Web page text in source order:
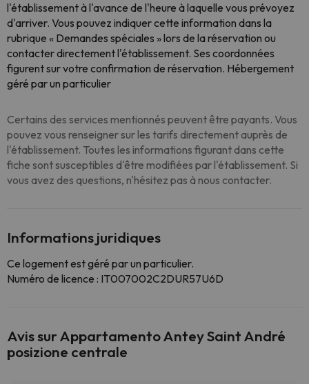
l'établissement à l'avance de l'heure à laquelle vous prévoyez
d'arriver. Vous pouvez indiquer cette information dans la
rubrique « Demandes spéciales » lors de la réservation ou
contacter directement l'établissement. Ses coordonnées
figurent sur votre confirmation de réservation. Hébergement
géré par un particulier
Certains des services mentionnés peuvent être payants. Vous
pouvez vous renseigner sur les tarifs directement auprès de
l'établissement. Toutes les informations figurant dans cette
fiche sont susceptibles d'être modifiées par l'établissement. Si
vous avez des questions, n'hésitez pas à nous contacter.
Informations juridiques
Ce logement est géré par un particulier.
Numéro de licence : IT007002C2DUR57U6D
Avis sur Appartamento Antey Saint André
posizione centrale